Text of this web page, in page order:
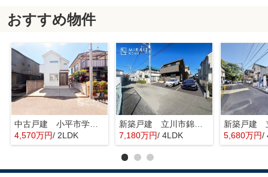
おすすめ物件
中古戸建 小平市学園東町 全1棟
4,570万円/ 2LDK
新築戸建 立川市錦町 全2棟
7,180万円/ 4LDK 5,680万円/